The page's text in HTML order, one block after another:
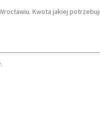
Kwota jakiej